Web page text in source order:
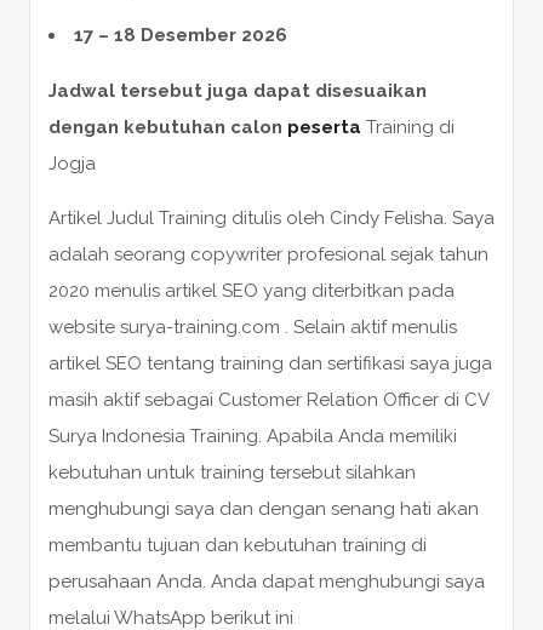
17 – 18 Desember 2026
Jadwal tersebut juga dapat disesuaikan
dengan kebutuhan calon peserta Training di
Jogja
Artikel Judul Training ditulis oleh Cindy Felisha. Saya
adalah seorang copywriter profesional sejak tahun
2020 menulis artikel SEO yang diterbitkan pada
website surya-training.com . Selain aktif menulis
artikel SEO tentang training dan sertifikasi saya juga
masih aktif sebagai Customer Relation Officer di CV
Surya Indonesia Training. Apabila Anda memiliki
kebutuhan untuk training tersebut silahkan
menghubungi saya dan dengan senang hati akan
membantu tujuan dan kebutuhan training di
perusahaan Anda. Anda dapat menghubungi saya
melalui WhatsApp berikut ini